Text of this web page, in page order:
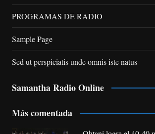
PROGRAMAS DE RADIO
Sample Page
Sed ut perspiciatis unde omnis iste natus
Samantha Radio Online
Más comentada